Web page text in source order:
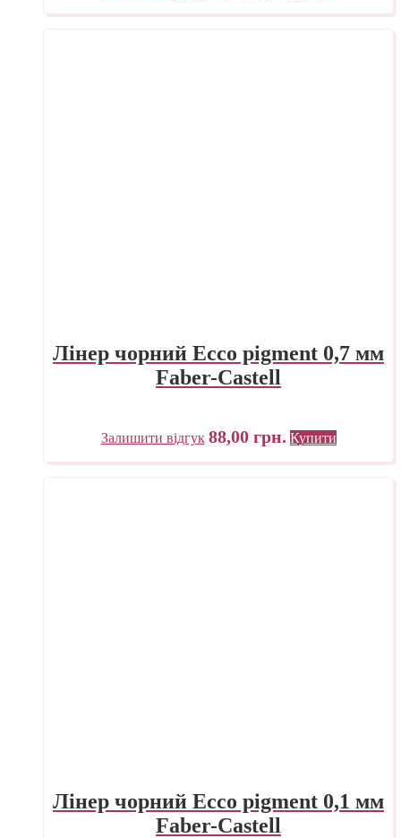
Лінер чорний Ecco pigment 0,7 мм
Faber-Castell
Залишити відгук 88,00 грн. Купити
Лінер чорний Ecco pigment 0,1 мм
Faber-Castell